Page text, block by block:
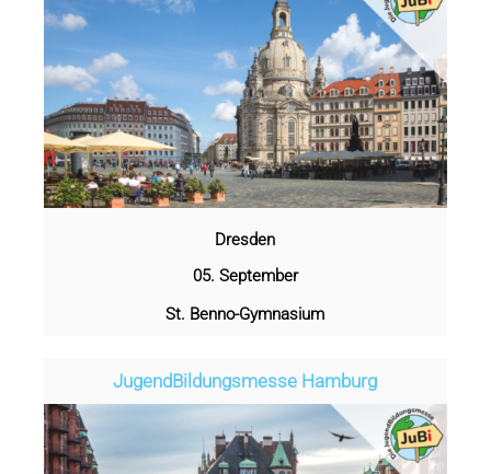
Dresden
05. September
St. Benno-Gymnasium
Jugend­­­­­Bildungsmess­e Hamburg